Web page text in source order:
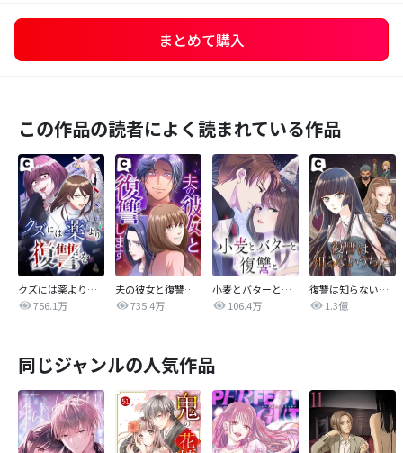
まとめて購入
この作品の読者によく読まれている作品
クズには薬より復讐を
756.1万
夫の彼女と復讐します
735.4万
小麦とバターと復讐と
106.4万
復讐は知らないうちに
1.3億
同じジャンルの人気作品